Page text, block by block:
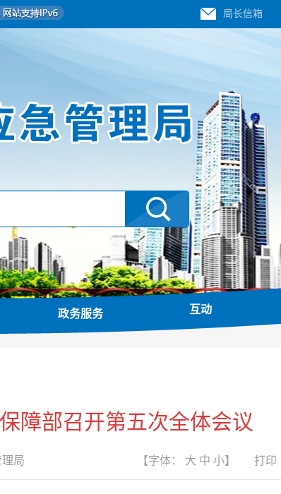
局长信箱
政务服务 互动
障部召开第五次全体会议
局 【字体： 大 中 小】 打印